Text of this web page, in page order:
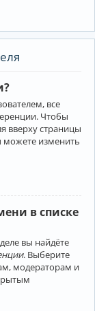
все
Чтобы
вверху страницы
можете изменить
в списке
вы найдёте
. Выберите
модераторам и